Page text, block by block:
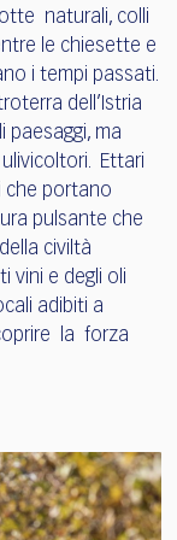
naturali, colli
le chiesette e
i tempi passati.
dell’Istria
paesaggi, ma
Ettari
che portano
pulsante che
civiltà
vini e degli oli
adibiti a
la forza